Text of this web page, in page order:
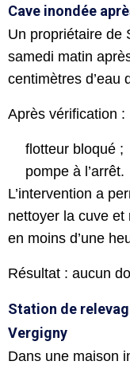
Cave inondée
Un propriétaire de
samedi matin
centimètres d’eau
Après vérification :
flotteur bloqué ;
pompe à l’arrêt.
L’intervention a
nettoyer la cuve et
en moins d’une
Résultat : aucun
Station de
Vergigny
Dans une maison